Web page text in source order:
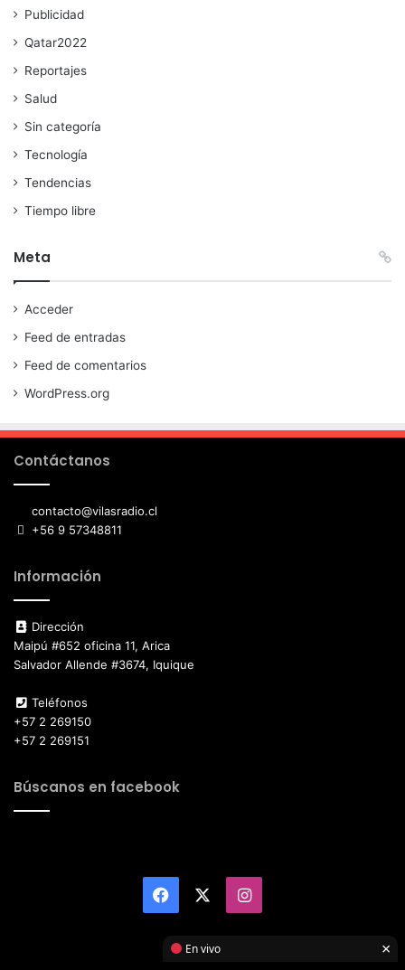
Publicidad
Qatar2022
Reportajes
Salud
Sin categoría
Tecnología
Tendencias
Tiempo libre
Meta
Acceder
Feed de entradas
Feed de comentarios
WordPress.org
Contáctanos
contacto@vilasradio.cl
+56 9 57348811
Información
Dirección
Maipú #652 oficina 11, Arica
Salvador Allende #3674, Iquique
Teléfonos
+57 2 269150
+57 2 269151
Búscanos en facebook
Facebook Instagram
En vivo ×